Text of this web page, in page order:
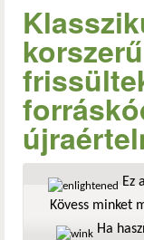
Ez
Kövess minket
Ha